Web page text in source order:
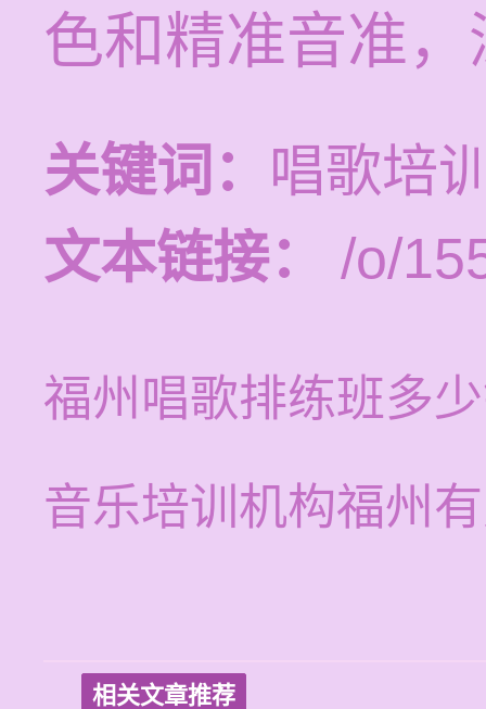
色和精准音准
关键词： 唱歌培
文本链接：
/o/
福州唱歌排练班多
音乐培训机构福州
相关文章推荐